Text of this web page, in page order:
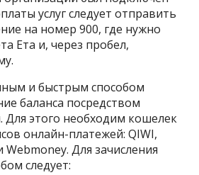
услуг следует отправить
на номер 900, где нужно
Ета и, через пробел,
и быстрым способом
баланса посредством
Для этого необходим кошелек
онлайн-платежей: QIWI,
Для зачисления
следует: